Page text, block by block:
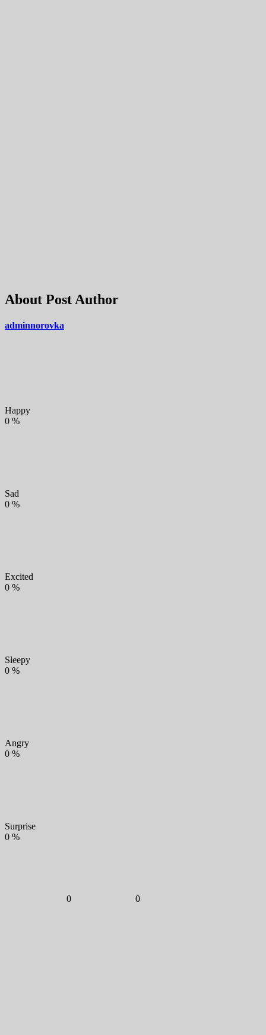
About Post Author
adminnorovka
Happy
0 %
Sad
0 %
Excited
0 %
Sleepy
0 %
Angry
0 %
Surprise
0 %
0 0